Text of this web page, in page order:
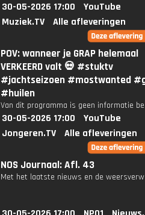
30-05-2026 17:00
YouTube
Muziek.TV
Alle afleveringen
POV: wanneer je GRAP helemaal
VERKEERD valt 💀 #stuktv
#jachtseizoen #mostwanted
#huilen
Van dit programma is geen informatie
30-05-2026 17:00
YouTube
Jongeren.TV
Alle afleveringen
NOS Journaal: Afl. 43
Met het laatste nieuws en de